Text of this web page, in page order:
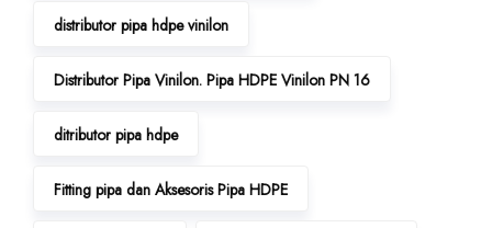
distributor pipa hdpe vinilon
Distributor Pipa Vinilon. Pipa HDPE Vinilon PN 16
ditributor pipa hdpe
Fitting pipa dan Aksesoris Pipa HDPE